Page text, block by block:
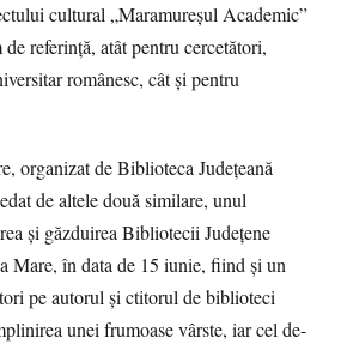
cultural „Maramureșul Academic”
referință, atât pentru cercetători,
românesc, cât și pentru
organizat de Biblioteca Județeană
de altele două similare, unul
și găzduirea Bibliotecii Județene
Mare, în data de 15 iunie, fiind și un
pe autorul și ctitorul de biblioteci
unei frumoase vârste, iar cel de-